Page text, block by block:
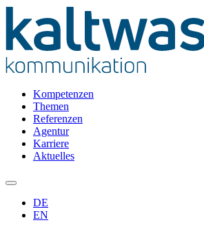
Kompetenzen
Themen
Referenzen
Agentur
Karriere
Aktuelles
DE
EN